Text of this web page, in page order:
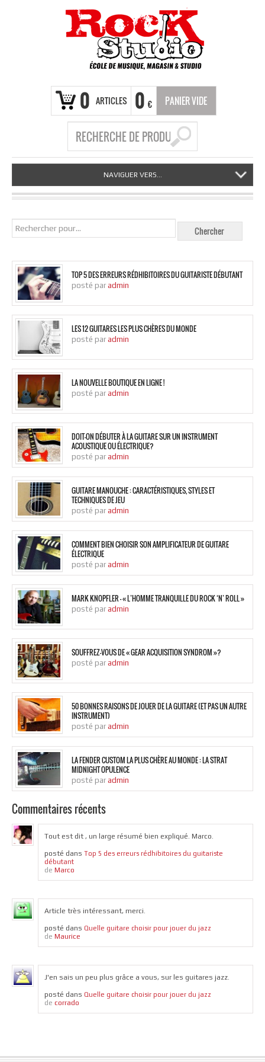
0 ARTICLES 0 € PANIER VIDE
NAVIGUER VERS...
TOP 5 DES ERREURS RÉDHIBITOIRES DU GUITARISTE DÉBUTANT
posté par admin
LES 12 GUITARES LES PLUS CHÈRES DU MONDE
posté par admin
LA NOUVELLE BOUTIQUE EN LIGNE !
posté par admin
DOIT-ON DÉBUTER À LA GUITARE SUR UN INSTRUMENT
ACOUSTIQUE OU ÉLECTRIQUE?
posté par admin
GUITARE MANOUCHE : CARACTÉRISTIQUES, STYLES ET
TECHNIQUES DE JEU
posté par admin
COMMENT BIEN CHOISIR SON AMPLIFICATEUR DE GUITARE
ÉLECTRIQUE
posté par admin
MARK KNOPFLER – « L’HOMME TRANQUILLE DU ROCK ‘N’ ROLL »
posté par admin
SOUFFREZ-VOUS DE « GEAR ACQUISITION SYNDROM »?
posté par admin
50 BONNES RAISONS DE JOUER DE LA GUITARE (ET PAS UN AUTRE
INSTRUMENT)
posté par admin
LA FENDER CUSTOM LA PLUS CHÈRE AU MONDE : LA STRAT
MIDNIGHT OPULENCE
posté par admin
Commentaires récents
Tout est dit , un large résumé bien expliqué. Marco.
posté dans Top 5 des erreurs rédhibitoires du guitariste
débutant
de Marco
Article très intéressant, merci.
posté dans Quelle guitare choisir pour jouer du jazz
de Maurice
J'en sais un peu plus grâce a vous, sur les guitares jazz.
posté dans Quelle guitare choisir pour jouer du jazz
de corrado